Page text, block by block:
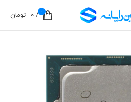
0
/
0 تومان